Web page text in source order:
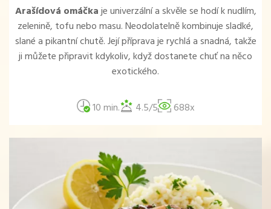
Arašídová omáčkaje univerzální a skvěle se hodí k nudlím,
zelenině, tofu nebo masu. Neodolatelně kombinuje sladké,
slané a pikantní chutě. Její příprava je rychlá a snadná, takže
ji můžete připravit kdykoliv, když dostanete chuť na něco
exotického.
10 min. 4.5/5 688x